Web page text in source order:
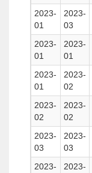
2023-
01
2023-
03
2023-
01
2023-
01
2023-
01
2023-
02
2023-
02
2023-
02
2023-
03
2023-
03
2023-
2023-